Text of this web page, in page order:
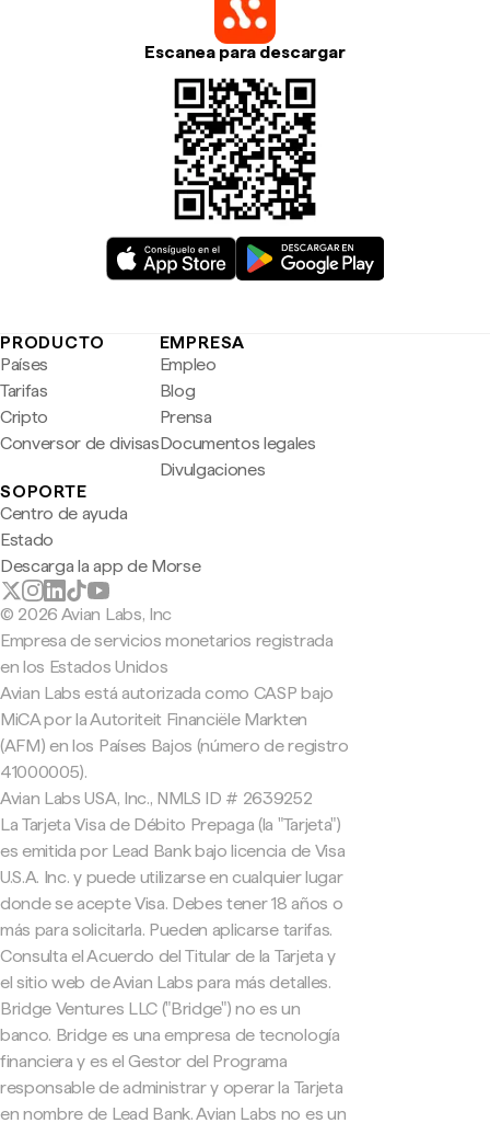
Escanea para descargar
PRODUCTO
Países
Tarifas
Cripto
Conversor de divisas
EMPRESA
Empleo
Blog
Prensa
Documentos legales
Divulgaciones
SOPORTE
Centro de ayuda
Estado
Descarga la app de Morse
© 2026 Avian Labs, Inc
Empresa de servicios monetarios registrada
en los Estados Unidos
Avian Labs está autorizada como CASP bajo
MiCA por la Autoriteit Financiële Markten
(AFM) en los Países Bajos (número de registro
41000005).
Avian Labs USA, Inc., NMLS ID # 2639252
La Tarjeta Visa de Débito Prepaga (la "Tarjeta")
es emitida por Lead Bank bajo licencia de Visa
U.S.A. Inc. y puede utilizarse en cualquier lugar
donde se acepte Visa. Debes tener 18 años o
más para solicitarla. Pueden aplicarse tarifas.
Consulta el Acuerdo del Titular de la Tarjeta y
el sitio web de Avian Labs para más detalles.
Bridge Ventures LLC ("Bridge") no es un
banco. Bridge es una empresa de tecnología
financiera y es el Gestor del Programa
responsable de administrar y operar la Tarjeta
en nombre de Lead Bank. Avian Labs no es un